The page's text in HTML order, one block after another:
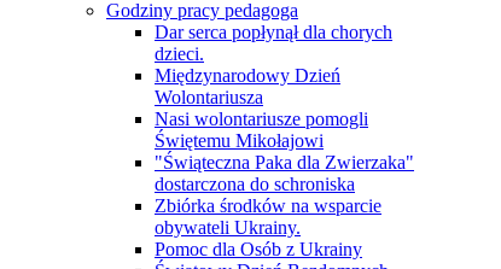
Godziny pracy pedagoga
Dar serca popłynął dla chorych
dzieci.
Międzynarodowy Dzień
Wolontariusza
Nasi wolontariusze pomogli
Świętemu Mikołajowi
"Świąteczna Paka dla Zwierzaka"
dostarczona do schroniska
Zbiórka środków na wsparcie
obywateli Ukrainy.
Pomoc dla Osób z Ukrainy